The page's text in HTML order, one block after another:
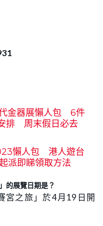
金器展懶人包 6件
排 周末假日必去
懶人包 港人遊台
派即睇領取方法
的展覽日期是？
宮之旅」於4月19日開